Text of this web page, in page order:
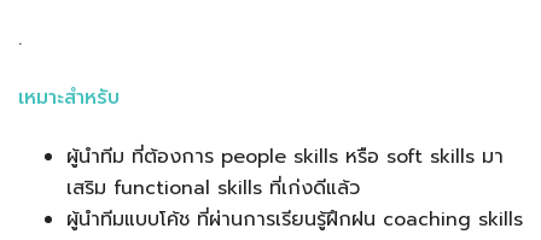
.
เหมาะสําหรับ
ผู้นําทีม ที่ต้องการ people skills หรือ soft skills มา
เสริม functional skills ที่เก่งดีแล้ว
ผู้นำทีมแบบโค้ช ที่ผ่านการเรียนรู้ฝึกฝน coaching skills